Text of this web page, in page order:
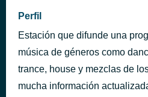
Mel & Kim
All Or Nothing
Milli Vanilli
Perfil
Estación que difunde una
música de géneros como
trance, house y mezclas de
mucha información